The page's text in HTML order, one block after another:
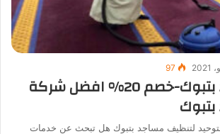
97
تنظيف مساجد بتبوك-خصم 20% افضل شركة
لتنظيف مساجد بتبوك هل تبحث عن خدمات